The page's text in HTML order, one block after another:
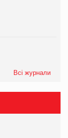
Всі журнали